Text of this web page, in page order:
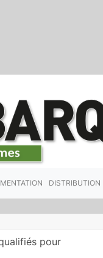
DISTRIBUTION
pour